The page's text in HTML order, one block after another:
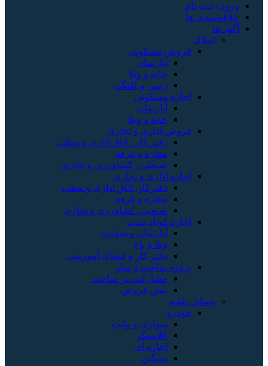
ورود / ثبت نام
علاقه‌مندی ها
آگهی‌ها
املاک
فروش مسکونی
آپارتمان
خانه و ویلا
زمین و کلنگی
اجاره مسکونی
آپارتمان
خانه و ویلا
فروش اداری و تجاری
دفتر کار ، اتاق اداری و مطب
مغازه و غرفه
صنعتی ، کشاورزی و تجاری
اجاره اداری و تجاری
دفترکار، اتاق اداری و مطب
مغازه و غرفه
صنعتی، کشاورزی و تجاری
اجاره کوتاه مدت
آپارتمان و سوئیت
ویلا و باغ
دفتر کار و فضای آموزشی
پروژه ساخت و ساز
مشارکت در ساخت
پیش فروش
وسایل نقلیه
خودرو
سواری و وانت
کلاسیک
اجاره ای
سنگین